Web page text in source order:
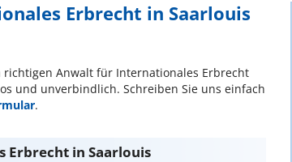
Erbrecht in Saarlouis
Anwalt für Internationales Erbrecht
und unverbindlich. Schreiben Sie uns einfach
.
in Saarlouis